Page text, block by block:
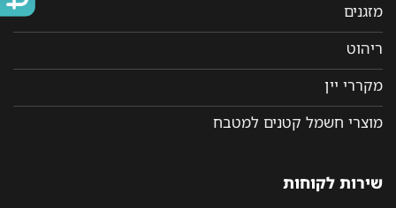
מזגנים
ריהוט
מקררי יין
מוצרי חשמל קטנים למטבח
שירות לקוחות